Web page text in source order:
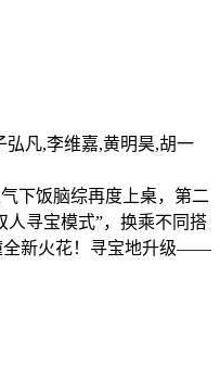
弘凡,李维嘉,黄明昊,胡一
下饭脑综再度上桌，第二
人寻宝模式”，换乘不同搭
全新火花！寻宝地升级——